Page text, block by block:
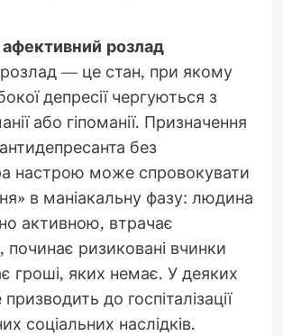
розлад
— це стан, при якому
депресії чергуються з
або гіпоманії. Призначення
без
настрою може спровокувати
в маніакальну фазу: людина
активною, втрачає
починає ризиковані вчинки
гроші, яких немає. У деяких
до госпіталізації
соціальних наслідків.